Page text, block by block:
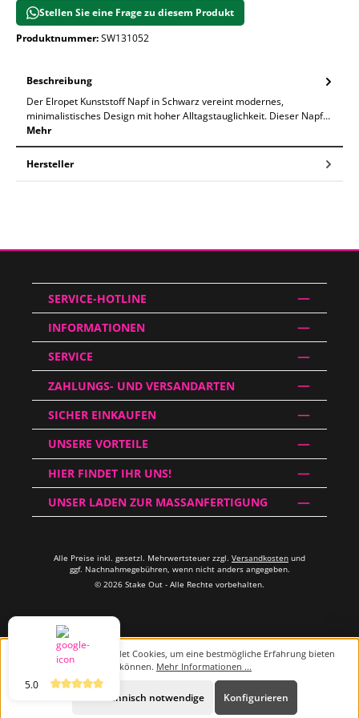
Stellen Sie eine Frage zu diesem Produkt
Produktnummer:SW131052
Beschreibung
Der Elropet Kunststoff Napf in Schwarz vereint modernes,
minimalistisches Design mit hoher Alltagstauglichkeit. Dieser Napf…
Mehr
Hersteller
5.0
SERVICE-HOTLINE
INFORMATIONEN
SERVICE
ZAHLUNGS- UND VERSANDARTEN
SICHER EINKAUFEN
UNSERE VORTEILE
HIER FINDET IHR UNS!
UNSER LADEN ZUR MASSANFERTIGUNG
Alle Preise inkl. gesetzl. Mehrwertsteuer zzgl. Versandkosten und
ggf. Nachnahmegebühren, wenn nicht anders angegeben.
© 2026 Stake Out - Alle Rechte vorbehalten.
Diese Website verwendet Cookies, um eine bestmögliche Erfahrung bieten
zu können. Mehr Informationen ...
Nur technisch notwendige Konfigurieren